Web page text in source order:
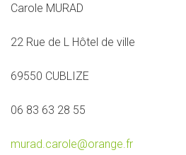
Carole MURAD
22 Rue de L Hôtel de ville
69550 CUBLIZE
06 83 63 28 55
murad.carole@orange.fr